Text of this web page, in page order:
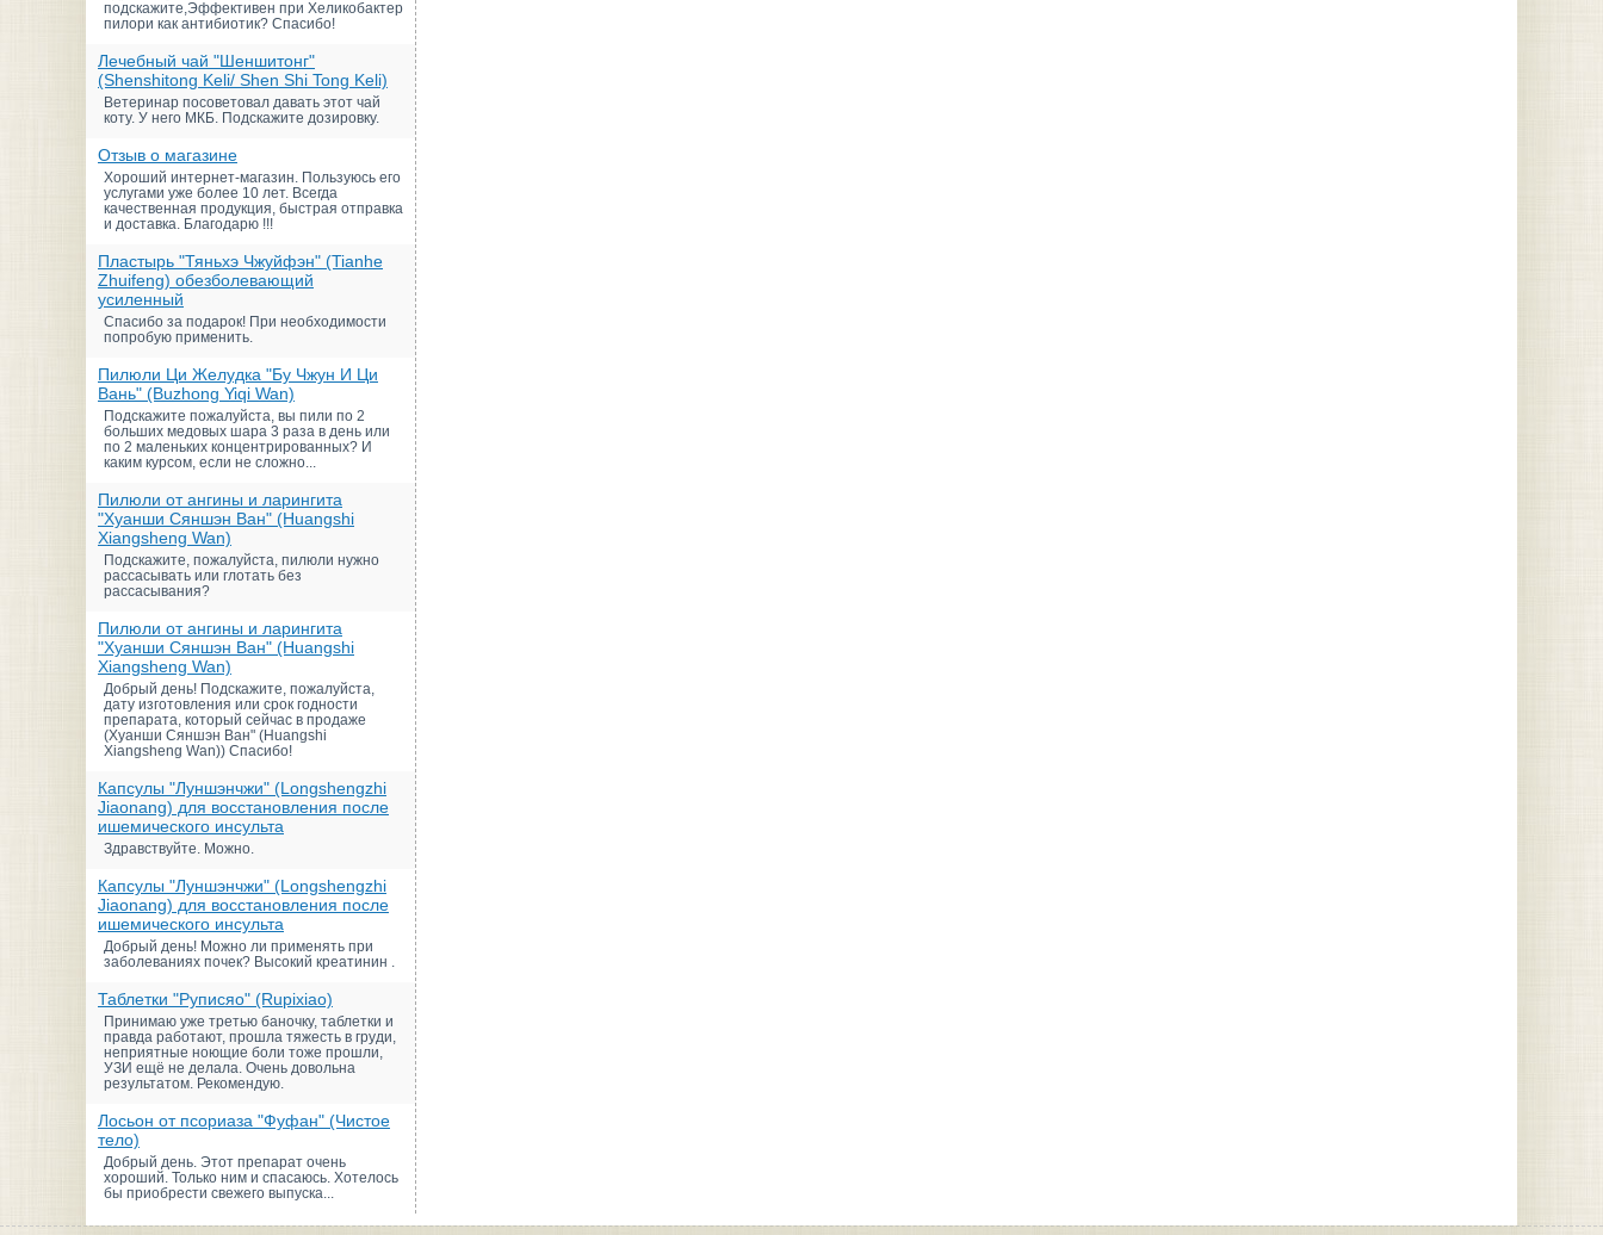
подскажите,Эффективен при Хеликобактер
пилори как антибиотик? Спасибо!
Лечебный чай "Шеншитонг"
(Shenshitong Keli/ Shen Shi Tong Keli)
Ветеринар посоветовал давать этот чай
коту. У него МКБ. Подскажите дозировку.
Отзыв о магазине
Хороший интернет-магазин. Пользуюсь его
услугами уже более 10 лет. Всегда
качественная продукция, быстрая отправка
и доставка. Благодарю !!!
Пластырь "Тяньхэ Чжуйфэн" (Tianhe
Zhuifeng) обезболевающий
усиленный
Спасибо за подарок! При необходимости
попробую применить.
Пилюли Ци Желудка "Бу Чжун И Ци
Вань" (Buzhong Yiqi Wan)
Подскажите пожалуйста, вы пили по 2
больших медовых шара 3 раза в день или
по 2 маленьких концентрированных? И
каким курсом, если не сложно...
Пилюли от ангины и ларингита
"Хуанши Сяншэн Ван" (Huangshi
Xiangsheng Wan)
Подскажите, пожалуйста, пилюли нужно
рассасывать или глотать без
рассасывания?
Пилюли от ангины и ларингита
"Хуанши Сяншэн Ван" (Huangshi
Xiangsheng Wan)
Добрый день! Подскажите, пожалуйста,
дату изготовления или срок годности
препарата, который сейчас в продаже
(Хуанши Сяншэн Ван" (Huangshi
Xiangsheng Wan)) Спасибо!
Капсулы "Луншэнчжи" (Longshengzhi
Jiaonang) для восстановления после
ишемического инсульта
Здравствуйте. Можно.
Капсулы "Луншэнчжи" (Longshengzhi
Jiaonang) для восстановления после
ишемического инсульта
Добрый день! Можно ли применять при
заболеваниях почек? Высокий креатинин .
Таблетки "Руписяо" (Rupixiao)
Принимаю уже третью баночку, таблетки и
правда работают, прошла тяжесть в груди,
неприятные ноющие боли тоже прошли,
УЗИ ещё не делала. Очень довольна
результатом. Рекомендую.
Лосьон от псориаза "Фуфан" (Чистое
тело)
Добрый день. Этот препарат очень
хороший. Только ним и спасаюсь. Хотелось
бы приобрести свежего выпуска...